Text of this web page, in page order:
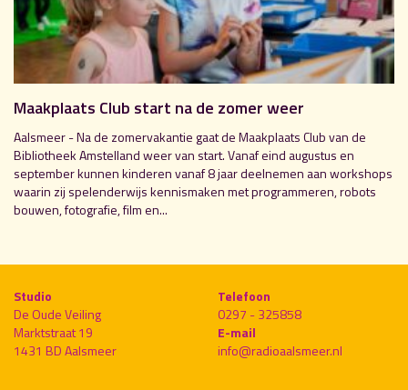
Maakplaats Club start na de zomer weer
Aalsmeer - Na de zomervakantie gaat de Maakplaats Club van de
Bibliotheek Amstelland weer van start. Vanaf eind augustus en
september kunnen kinderen vanaf 8 jaar deelnemen aan workshops
waarin zij spelenderwijs kennismaken met programmeren, robots
bouwen, fotografie, film en...
Studio
De Oude Veiling
Marktstraat 19
1431 BD Aalsmeer
Telefoon
0297 - 325858
E-mail
info@radioaalsmeer.nl